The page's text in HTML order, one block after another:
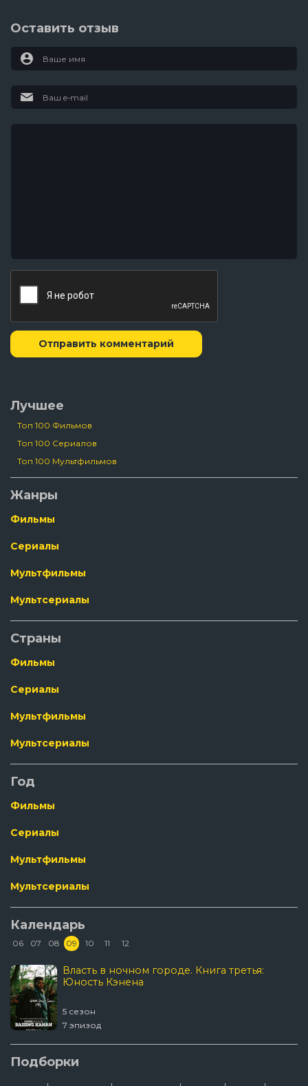
Оставить отзыв
Отправить комментарий
Лучшее
Топ 100 Фильмов
Топ 100 Сериалов
Топ 100 Мультфильмов
Жанры
Фильмы
Сериалы
Мультфильмы
Мультсериалы
Страны
Фильмы
Сериалы
Мультфильмы
Мультсериалы
Год
Фильмы
Сериалы
Мультфильмы
Мультсериалы
Календарь
06 07 08 09 10 11 12
Власть в ночном городе. Книга третья:
Юность Кэнена
5 сезон
7 эпизод
Подборки